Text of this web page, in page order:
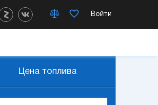
Войти
Цена топлива